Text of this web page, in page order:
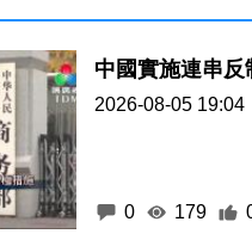
中國實施連串
2026-08-05 19:04
0 179